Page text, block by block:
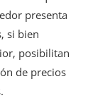
presenta
si bien
posibilitan
de precios